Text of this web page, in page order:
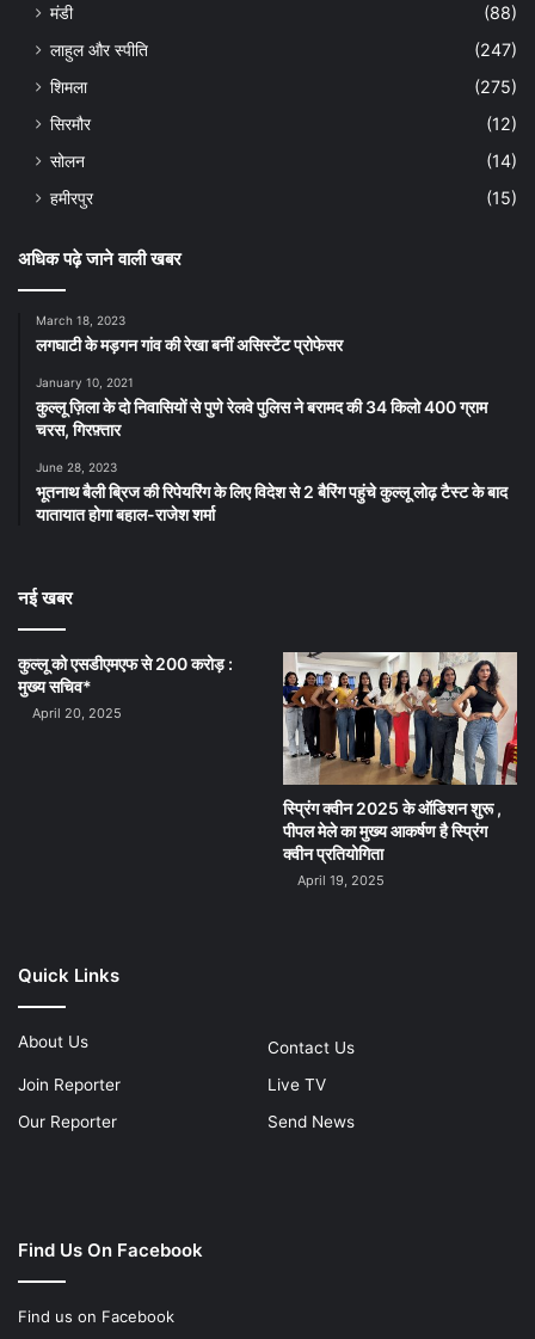
मंडी
(88)
लाहुल और स्पीति
(247)
शिमला
(275)
सिरमौर
(12)
सोलन
(14)
हमीरपुर
(15)
अधिक पढ़े जाने वाली खबर
March 18, 2023
लगघाटी के मड़गन गांव की रेखा बनीं असिस्टेंट प्रोफेसर
January 10, 2021
कुल्लू ज़िला के दो निवासियों से पुणे रेलवे पुलिस ने बरामद की 34 किलो 400 ग्राम
चरस, गिरफ़्तार
June 28, 2023
भूतनाथ बैली ब्रिज की रिपेयरिंग के लिए विदेश से 2 बैरिंग पहुंचे कुल्लू लोढ़ टैस्ट के बाद
यातायात होगा बहाल-राजेश शर्मा
नई खबर
कुल्लू को एसडीएमएफ से 200 करोड़ :
मुख्य सचिव*
April 20, 2025
स्प्रिंग क्वीन 2025 के ऑडिशन शुरू ,
पीपल मेले का मुख्य आकर्षण है स्प्रिंग
क्वीन प्रतियोगिता
April 19, 2025
Quick Links
About Us
Contact Us
Join Reporter
Live TV
Our Reporter
Send News
Find Us On Facebook
Find us on Facebook